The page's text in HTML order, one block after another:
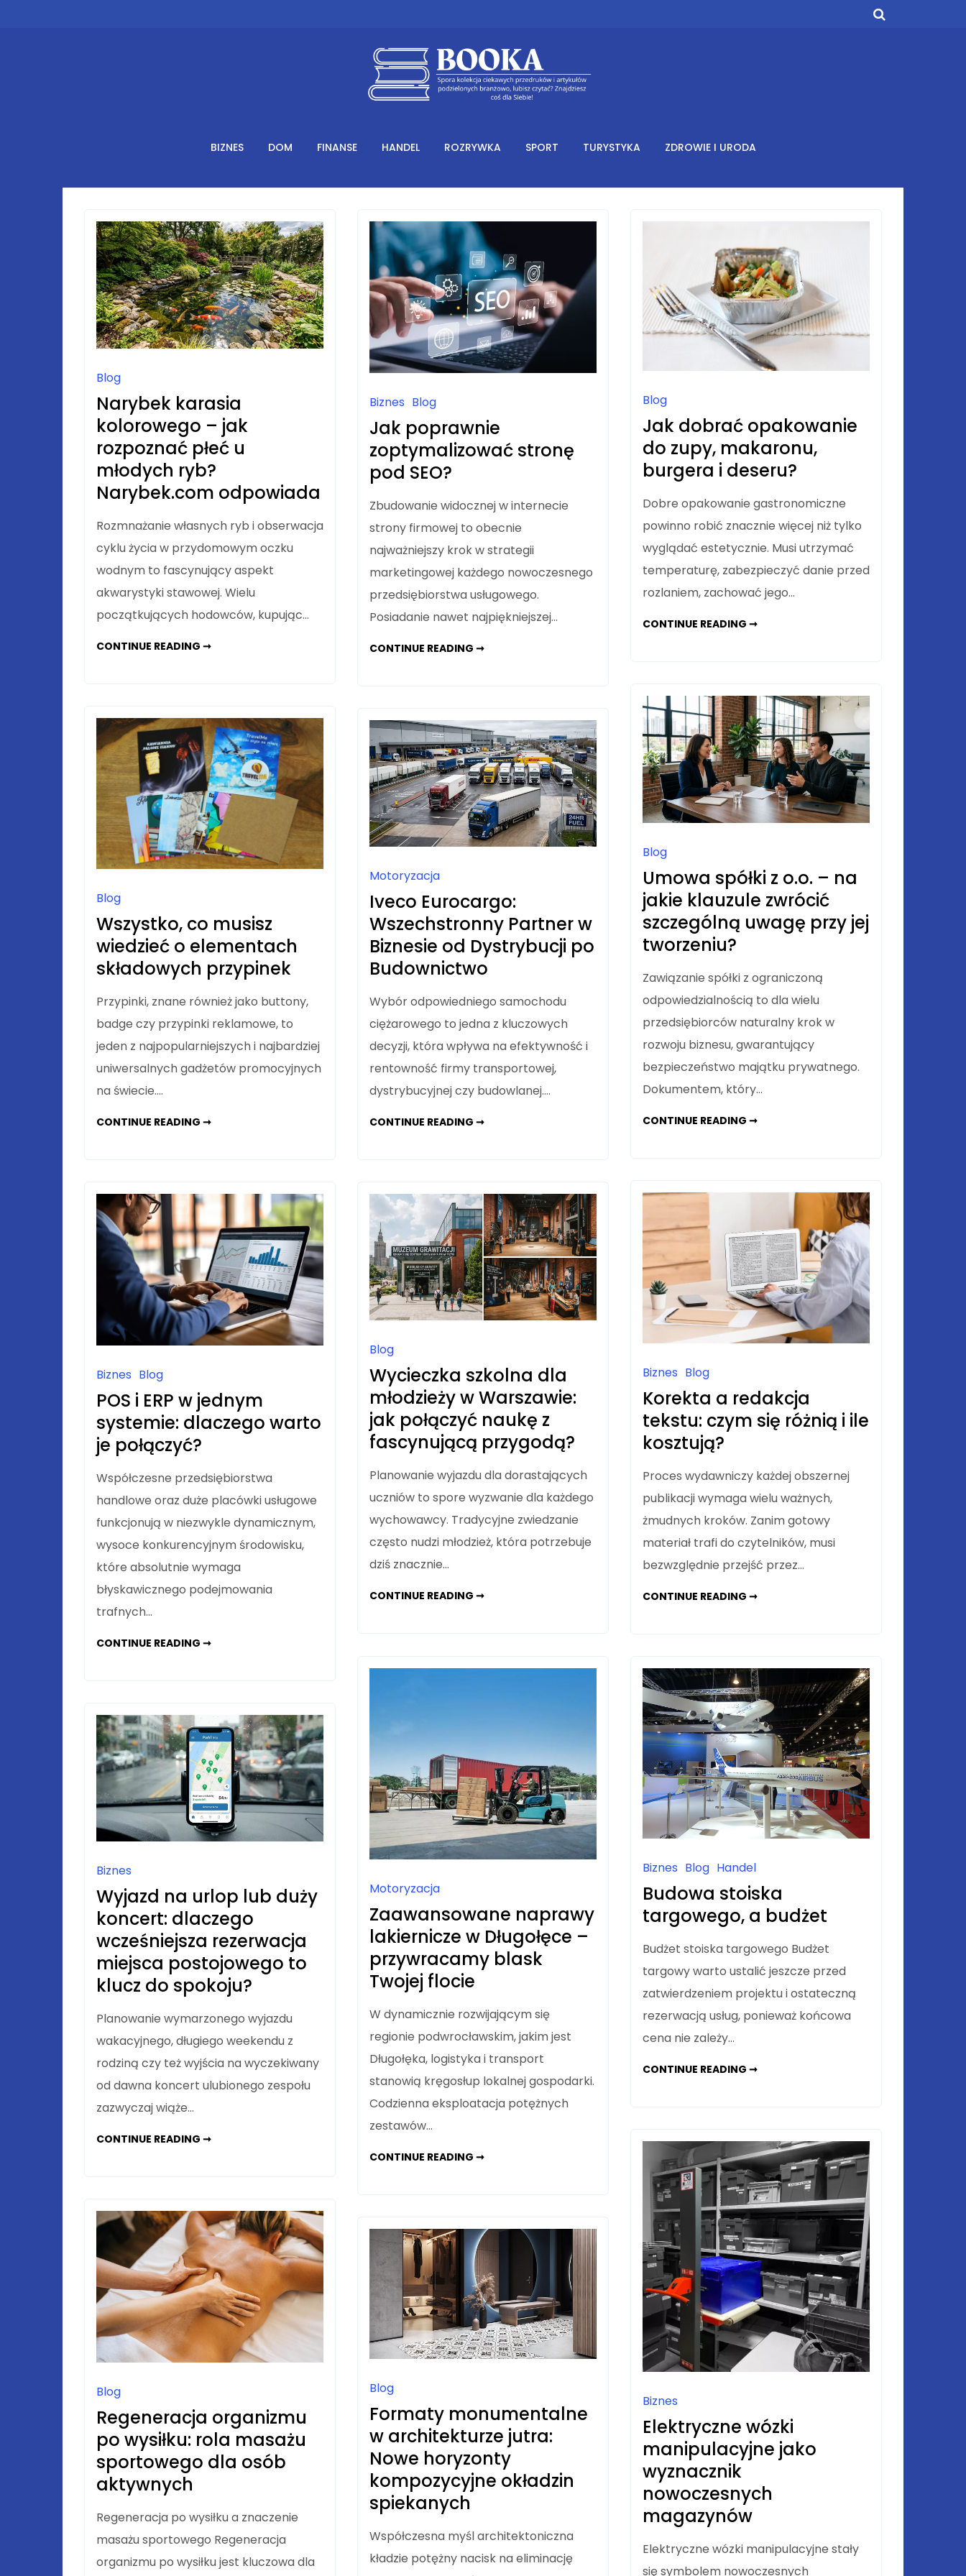
BIZNES DOM FINANSE HANDEL ROZRYWKA SPORT TURYSTYKA ZDROWIE I URODA
Blog
Narybek karasia
kolorowego – jak
rozpoznać płeć u
młodych ryb?
Narybek.com odpowiada
Rozmnażanie własnych ryb i obserwacja
cyklu życia w przydomowym oczku
wodnym to fascynujący aspekt
akwarystyki stawowej. Wielu
początkujących hodowców, kupując…
CONTINUE READING ➞NARYBEK
U
MŁODYCH
RYB?
NARYBEK.COM
ODPOWIADA
Biznes Blog
Jak poprawnie
zoptymalizować stronę
pod SEO?
Zbudowanie widocznej w internecie
strony firmowej to obecnie
najważniejszy krok w strategii
marketingowej każdego nowoczesnego
przedsiębiorstwa usługowego.
Posiadanie nawet najpiękniejszej…
CONTINUE READING ➞JAK
Blog
Jak dobrać opakowanie
do zupy, makaronu,
burgera i deseru?
Dobre opakowanie gastronomiczne
powinno robić znacznie więcej niż tylko
wyglądać estetycznie. Musi utrzymać
temperaturę, zabezpieczyć danie przed
rozlaniem, zachować jego…
CONTINUE READING ➞JAK
I
DESERU?
Blog
Umowa spółki z o.o. – na
jakie klauzule zwrócić
szczególną uwagę przy jej
tworzeniu?
Zawiązanie spółki z ograniczoną
odpowiedzialnością to dla wielu
przedsiębiorców naturalny krok w
rozwoju biznesu, gwarantujący
bezpieczeństwo majątku prywatnego.
Dokumentem, który…
CONTINUE READING ➞UMOWA
KLAUZULE
ZWRÓCIĆ
SZCZEGÓLNĄ
UWAGĘ
PRZY
JEJ
TWORZENIU?
Blog
Wszystko, co musisz
wiedzieć o elementach
składowych przypinek
Przypinki, znane również jako buttony,
badge czy przypinki reklamowe, to
jeden z najpopularniejszych i najbardziej
uniwersalnych gadżetów promocyjnych
na świecie.…
CONTINUE READING ➞WSZYSTKO,
PRZYPINEK
Motoryzacja
Iveco Eurocargo:
Wszechstronny Partner w
Biznesie od Dystrybucji po
Budownictwo
Wybór odpowiedniego samochodu
ciężarowego to jedna z kluczowych
decyzji, która wpływa na efektywność i
rentowność firmy transportowej,
dystrybucyjnej czy budowlanej.…
CONTINUE READING ➞IVECO
DYSTRYBUCJI
PO
BUDOWNICTWO
Biznes Blog
Korekta a redakcja
tekstu: czym się różnią i ile
kosztują?
Proces wydawniczy każdej obszernej
publikacji wymaga wielu ważnych,
żmudnych kroków. Zanim gotowy
materiał trafi do czytelników, musi
bezwzględnie przejść przez…
CONTINUE READING ➞KOREKTA
I
ILE
KOSZTUJĄ?
Biznes Blog
POS i ERP w jednym
systemie: dlaczego warto
je połączyć?
Współczesne przedsiębiorstwa
handlowe oraz duże placówki usługowe
funkcjonują w niezwykle dynamicznym,
wysoce konkurencyjnym środowisku,
które absolutnie wymaga
błyskawicznego podejmowania
trafnych…
CONTINUE READING ➞POS
WARTO
JE
POŁĄCZYĆ?
Blog
Wycieczka szkolna dla
młodzieży w Warszawie:
jak połączyć naukę z
fascynującą przygodą?
Planowanie wyjazdu dla dorastających
uczniów to spore wyzwanie dla każdego
wychowawcy. Tradycyjne zwiedzanie
często nudzi młodzież, która potrzebuje
dziś znacznie…
CONTINUE READING ➞WYCIECZKA
POŁĄCZYĆ
Motoryzacja
Zaawansowane naprawy
lakiernicze w Długołęce –
przywracamy blask
Twojej flocie
W dynamicznie rozwijającym się
regionie podwrocławskim, jakim jest
Długołęka, logistyka i transport
stanowią kręgosłup lokalnej gospodarki.
Codzienna eksploatacja potężnych
zestawów…
CONTINUE READING ➞ZAAWANSOWANE
BLASK
TWOJEJ
Biznes Blog Handel
Budowa stoiska
targowego, a budżet
Budżet stoiska targowego Budżet
targowy warto ustalić jeszcze przed
zatwierdzeniem projektu i ostateczną
rezerwacją usług, ponieważ końcowa
cena nie zależy…
CONTINUE READING ➞BUDOWA
Biznes
Wyjazd na urlop lub duży
koncert: dlaczego
wcześniejsza rezerwacja
miejsca postojowego to
klucz do spokoju?
Planowanie wymarzonego wyjazdu
wakacyjnego, długiego weekendu z
rodziną czy też wyjścia na wyczekiwany
od dawna koncert ulubionego zespołu
zazwyczaj wiąże…
CONTINUE READING ➞WYJAZD
WCZEŚNIEJSZA
REZERWACJA
MIEJSCA
POSTOJOWEGO
TO
KLUCZ
DO
SPOKOJU?
Biznes
Elektryczne wózki
manipulacyjne jako
wyznacznik
nowoczesnych
magazynów
Elektryczne wózki manipulacyjne stały
się symbolem nowoczesnych
Blog
Regeneracja organizmu
po wysiłku: rola masażu
sportowego dla osób
aktywnych
Regeneracja po wysiłku a znaczenie
masażu sportowego Regeneracja
organizmu po wysiłku jest kluczowa dla
Blog
Formaty monumentalne
w architekturze jutra:
Nowe horyzonty
kompozycyjne okładzin
spiekanych
Współczesna myśl architektoniczna
kładzie potężny nacisk na eliminację